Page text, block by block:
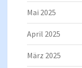
Mai 2025
April 2025
März 2025